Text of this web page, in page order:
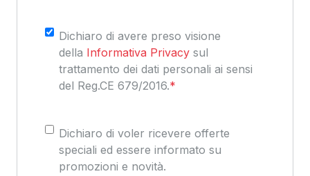
Consenso*
Dichiaro di avere preso visione
della Informativa Privacy sul
trattamento dei dati personali ai sensi
del Reg.CE 679/2016.*
Consenso
Dichiaro di voler ricevere offerte
speciali ed essere informato su
promozioni e novità.